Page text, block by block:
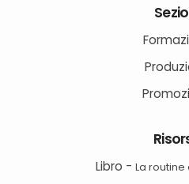
Libro - La